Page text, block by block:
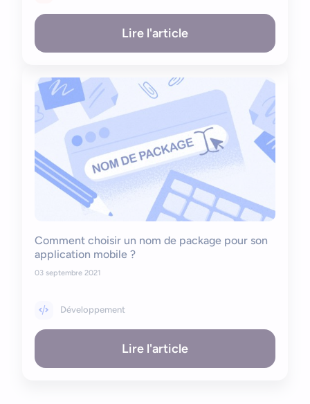
Lire l'article
Comment choisir un nom de package pour son
application mobile ?
03 septembre 2021
Développement
Lire l'article